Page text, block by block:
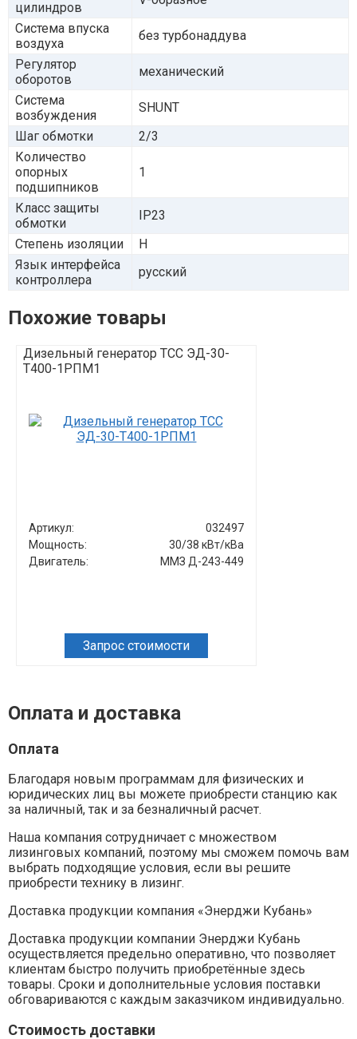
цилиндров
Система впуска
воздуха
без турбонаддува
Регулятор
оборотов
механический
Система
возбуждения
SHUNT
Шаг обмотки
2/3
Количество
опорных
подшипников
1
Класс защиты
обмотки
IP23
Степень изоляции
H
Язык интерфейса
контроллера
русский
Похожие товары
Дизельный генератор ТСС ЭД-30-
Т400-1РПМ1
Артикул:
032497
Мощность:
30/38 кВт/кВа
Двигатель:
ММЗ Д-243-449
Запрос стоимости
Оплата и доставка
Оплата
Благодаря новым программам для физических и
юридических лиц вы можете приобрести станцию как
за наличный, так и за безналичный расчет.
Наша компания сотрудничает с множеством
лизинговых компаний, поэтому мы сможем помочь вам
выбрать подходящие условия, если вы решите
приобрести технику в лизинг.
Доставка продукции компания «Энерджи Кубань»
Доставка продукции компании Энерджи Кубань
осуществляется предельно оперативно, что позволяет
клиентам быстро получить приобретённые здесь
товары. Сроки и дополнительные условия поставки
обговариваются с каждым заказчиком индивидуально.
Стоимость доставки